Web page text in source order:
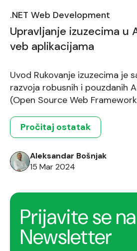
.NET Web Development
Upravljanje izuzecima u
veb aplikacijama
Uvod Rukovanje izuzecima je
razvoja robusnih i pouzdanih
(Open Source Web
osigurava da vaša aplikacija
obrađuje neočekivane greške,
korisničko iskustvo i
rešavanje problema. U ovom
neke najbolje prakse za
Pročitaj ostatak
Aleksandar Bošnjak
15 Mar 2024
Prijavite se na
Newsletter